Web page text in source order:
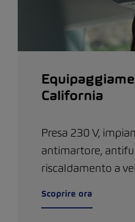
California
Presa 230 V,
antimartore,
riscaldamento a
Scoprire ora